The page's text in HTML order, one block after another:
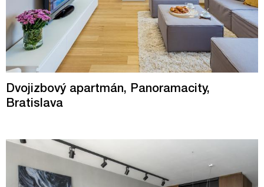
Dvojizbový apartmán, Panoramacity,
Bratislava